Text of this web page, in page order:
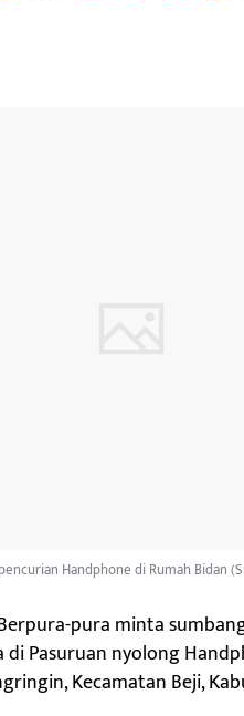
Handphone di Rumah Bidan
pura minta
Pasuruan nyolong
Kecamatan Beji,